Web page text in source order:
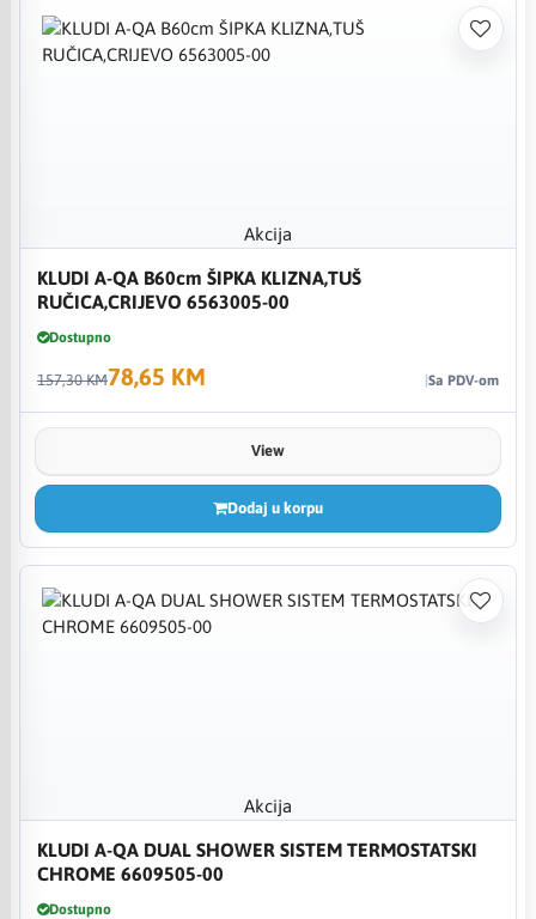
Akcija
KLUDI A-QA B60cm ŠIPKA KLIZNA,TUŠ
RUČICA,CRIJEVO 6563005-00
Dostupno
157,30 KM78,65 KM Sa PDV-om
View
Dodaj u korpu
Akcija
KLUDI A-QA DUAL SHOWER SISTEM TERMOSTATSKI
CHROME 6609505-00
Dostupno